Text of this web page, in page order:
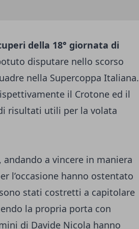
della 18° giornata di
disputare nello scorso
nella Supercoppa Italiana.
il Crotone ed il
risultati utili per la volata
a vincere in maniera
l’occasione hanno ostentato
stati costretti a capitolare
la propria porta con
di Davide Nicola hanno